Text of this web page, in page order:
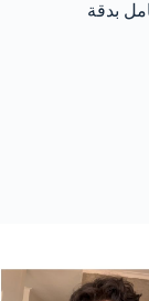
مع الفتاة الاسرائيلية +18 كامل بدقة